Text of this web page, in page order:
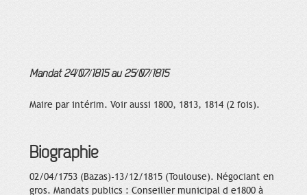
Mandat 24/07/1815 au 25/07/1815
Maire par intérim. Voir aussi 1800, 1813, 1814 (2 fois).
Biographie
02/04/1753 (Bazas)-13/12/1815 (Toulouse). Négociant en
gros. Mandats publics : Conseiller municipal d e1800 à